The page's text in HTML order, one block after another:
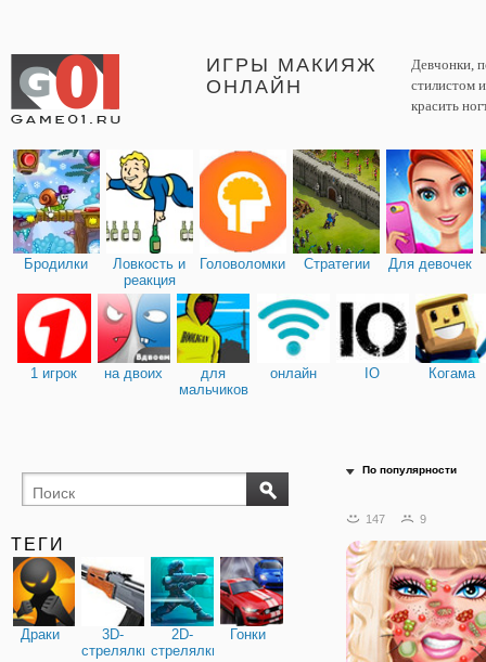
ИГРЫ МАКИЯЖ
ОНЛАЙН
Девчонки,
стилистом
красить
Бродилки
Ловкость и
реакция
Головоломки Стратегии Для девочек
1 игрок на двоих
для
мальчиков
онлайн IO Когама
ТЕГИ
Драки
3D-
стрелялки
2D-
стрелялки
Гонки
По популярности
147 9